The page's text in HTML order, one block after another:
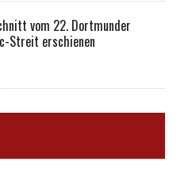
vom 22. Dortmunder
Streit erschienen